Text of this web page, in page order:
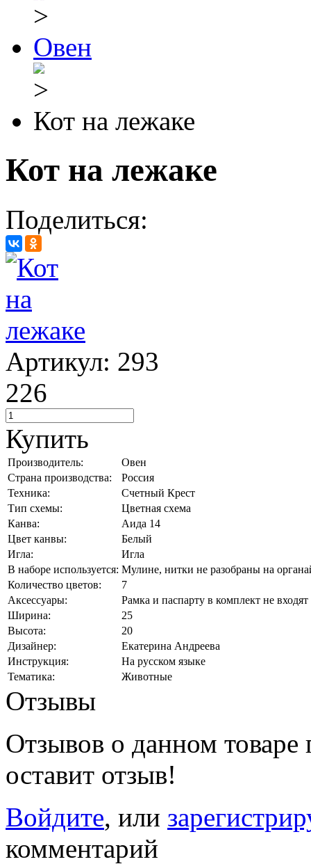
Овен
Кот на лежаке
Кот на лежаке
Поделиться:
Артикул: 293
226
Купить
Производитель:
Овен
Страна производства:
Россия
Техника:
Счетный Крест
Тип схемы:
Цветная схема
Канва:
Аида 14
Цвет канвы:
Белый
Игла:
Игла
В наборе используется: Мулине, нитки не разобраны на
Количество цветов:
7
Аксессуары:
Рамка и паспарту в комплект не входят
Ширина:
25
Высота:
20
Дизайнер:
Екатерина Андреева
Инструкция:
На русском языке
Тематика:
Животные
Отзывы
Отзывов о данном товаре
оставит отзыв!
Войдите, или
комментарий